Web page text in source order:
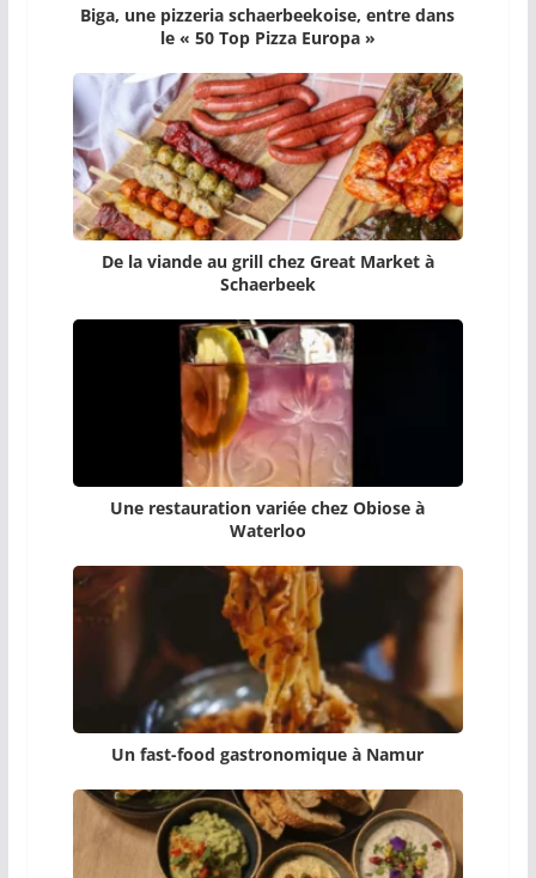
Biga, une pizzeria schaerbeekoise, entre dans
le « 50 Top Pizza Europa »
De la viande au grill chez Great Market à
Schaerbeek
Une restauration variée chez Obiose à
Waterloo
Un fast-food gastronomique à Namur